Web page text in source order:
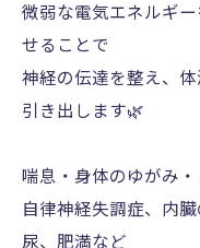
微弱な電気エネルギ
せることで
神経の伝達を整え、
引き出します🌿
喘息・身体のゆがみ・
自律神経失調症、内
尿、肥満など